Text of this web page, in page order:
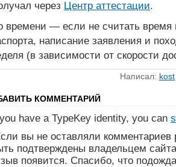
через Центр аттестации.
времени — если не считать время
написание заявления и
(в зависимости от скорости
Написал: kost
КОММЕНТАРИЙ
have a TypeKey identity, you can
вы не оставляли
подтверждены владельцем
появится. Спасибо, что